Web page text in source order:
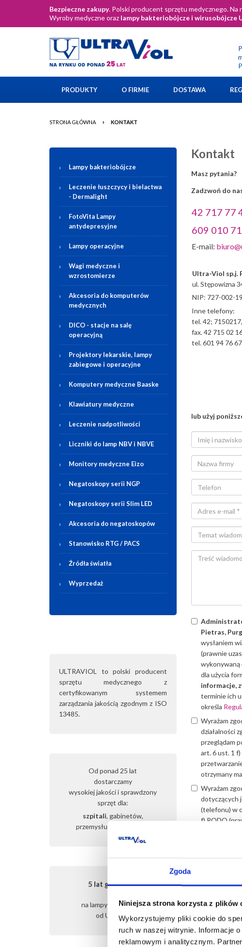
Zgoda
Niniejsza strona korzysta z plików
Wykorzystujemy pliki cookie do
ruch w naszej witrynie. Informacje
reklamowym i analitycznym.
Bezpieczne zakupy. Polski producent sprzętu medycznego. Na
Wyroby medyczne oraz lampy bakteriobójcze i wirusobójcze
PRODUKTY O FIRMIE DOSTAWA
STRONA GŁÓWNA › KONTAKT
Lampy bakteriobójcze
Leczenie łuszczycy i bielactwa
- Dermalight
FotoVita Lampy
antydepresyjne
Lampy operacyjne
Wagi medyczne i
wzrostomierze
Akcesoria do komputerów
medycznych
DICO - stacje na salę
operacyjną
Projektory lekarskie, lampy
zabiegowe i operacyjne
Komputery medyczne Baaske
Klawiatury medyczne
Leczenie nadpotliwości
Liczniki do lamp NBV i NBVE
Monitory medyczne Eizo
Negatoskopy serii NGP
Negatoskopy serii Slim LED
Akcesoria do negatoskopów
Stanowisko RTG / PACS
Źródła światła
Wyprzedaż
ULTRAVIOL to polski producent
sprzętu medycznego z
certyfikowanym systemem
zarządzania jakością zgodnym z ISO
13485.
Od ponad 25 lat
dostarczamy
wysokiej jakości i sprawdzony
sprzęt dla:
szpitali, gabinetów,
przemysłu,
5 lat gwarancji
na lampy FOTOVITA
od Ultraviol
Kontakt
Masz pytania?
Zadzwoń do
42 717 77
609 010
E-mail:
Ultra-Viol sp.j.
ul. Stępowizna
NIP: 727-002-
Inne telefony:
tel. 42;
fax. 42 715 02
tel. 601 94 76
lub użyj
Pietras,
wysłaniem
(prawnie
wykonywaną
dla użycia
informacje,
terminie ich
określa
Wyrażam
działalności
przeglądam
art. 6 ust. 1
otrzymany
Wyrażam
dotyczących
(telefonu) w
f) RODO
moich